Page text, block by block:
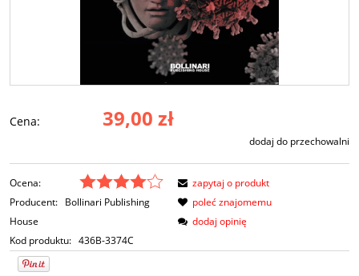
Cena: 39,00 zł
dodaj do przechowalni
Ocena:
Producent: Bollinari Publishing
House
Kod produktu: 436B-3374C
zapytaj o produkt
poleć znajomemu
dodaj opinię